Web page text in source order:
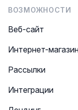
ВОЗМОЖНОСТИ
Веб-сайт
Интернет-
Рассылки
Интеграции